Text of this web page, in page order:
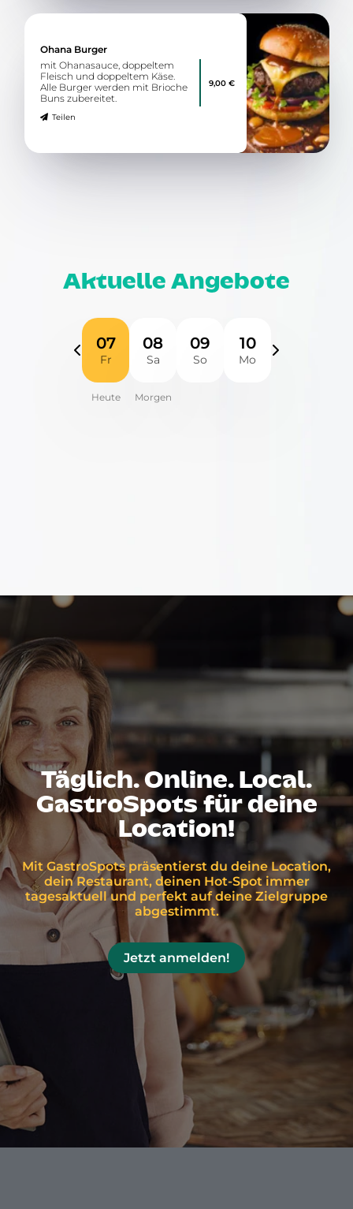
Ohana Burger
mit Ohanasauce, doppeltem
Fleisch und doppeltem Käse.
Alle Burger werden mit Brioche
Buns zubereitet.
Teilen
9,00 €
Aktuelle Angebote
07
Fr
08
Sa
09
So
10
Mo
Täglich. Online. Local.
GastroSpots für deine
Location!
Mit GastroSpots präsentierst du deine Location,
dein Restaurant, deinen Hot-Spot immer
tagesaktuell und perfekt auf deine Zielgruppe
abgestimmt.
Jetzt anmelden!